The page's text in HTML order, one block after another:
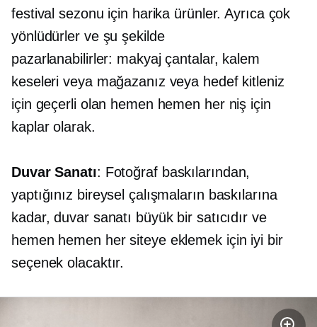
festival sezonu için harika ürünler. Ayrıca çok
yönlüdürler ve şu şekilde
pazarlanabilirler: makyajçantalar, kalem
keseleri veya mağazanız veya hedef kitleniz
için geçerli olan hemen hemen her niş için
kaplar olarak.
Duvar Sanatı: Fotoğraf baskılarından,
yaptığınız bireysel çalışmaların baskılarına
kadar, duvar sanatı büyük bir satıcıdır ve
hemen hemen her siteye eklemek için iyi bir
seçenek olacaktır.